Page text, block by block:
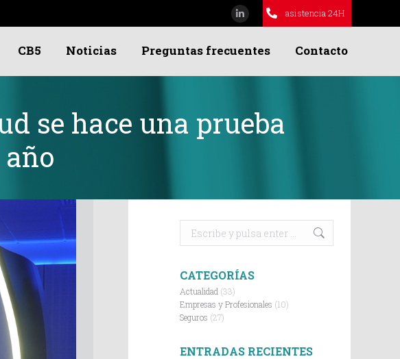
Linkedin
opens
in
window
asistencia 24H
CB5 Noticias Preguntas frecuentes Contacto
se hace una prueba
Buscar:
CATEGORÍAS
Actualidad (33)
Empresas y Profesionales (10)
Seguros (27)
ENTRADAS RECIENTES